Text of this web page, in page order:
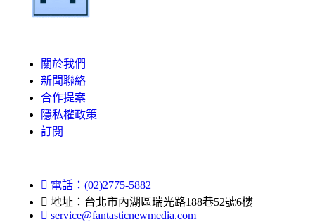
關於我們
新聞聯絡
合作提案
隱私權政策
訂閱
電話：(02)2775-5882
地址：台北市內湖區瑞光路188巷52號6樓
service@fantasticnewmedia.com